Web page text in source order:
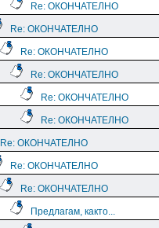
Re: ОКОНЧАТЕЛНО
Re: ОКОНЧАТЕЛНО
Re: ОКОНЧАТЕЛНО
Re: ОКОНЧАТЕЛНО
Re: ОКОНЧАТЕЛНО
Re: ОКОНЧАТЕЛНО
Re: ОКОНЧАТЕЛНО
Re: ОКОНЧАТЕЛНО
Re: ОКОНЧАТЕЛНО
Предлагам, както...